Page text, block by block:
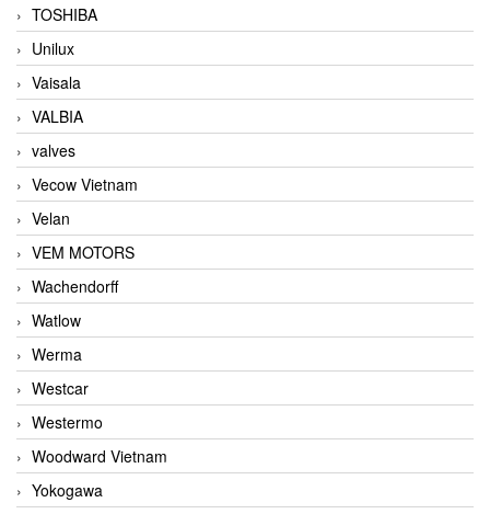
TOSHIBA
Unilux
Vaisala
VALBIA
valves
Vecow Vietnam
Velan
VEM MOTORS
Wachendorff
Watlow
Werma
Westcar
Westermo
Woodward Vietnam
Yokogawa